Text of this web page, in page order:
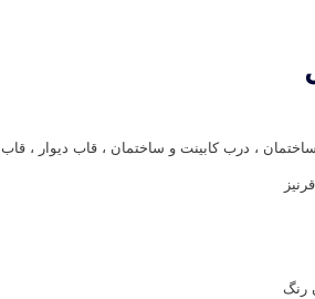
، درب کابینت و ساختمان ، قاب دیوار ، قاب
رنگ